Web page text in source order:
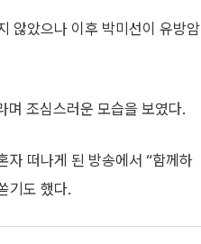
않았으나 이후 박미선이 유방암
며 조심스러운 모습을 보였다.
자 떠나게 된 방송에서 “함께하
기도 했다.